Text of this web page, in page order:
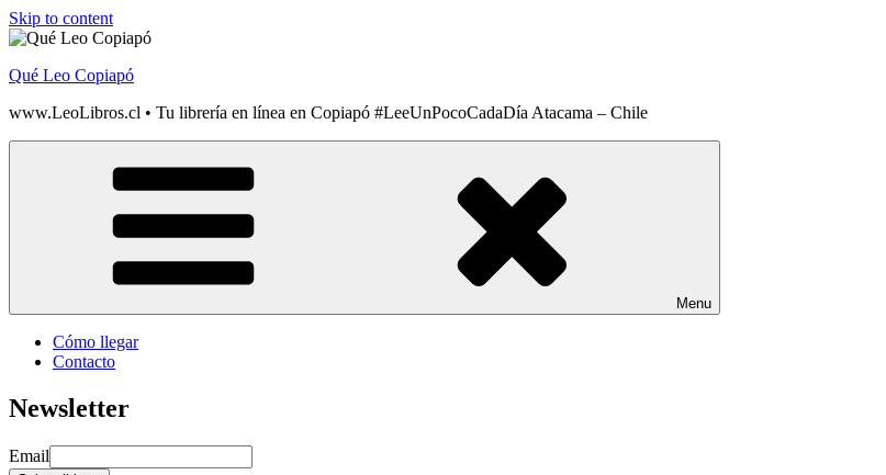
Skip to content
Qué Leo Copiapó
www.LeoLibros.cl • Tu librería en línea en Copiapó #LeeUnPocoCadaDía Atacama – Chile
Menu
Cómo llegar
Contacto
Newsletter
Email